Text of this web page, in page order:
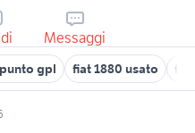
Messaggi
gpl fiat 1880 usato